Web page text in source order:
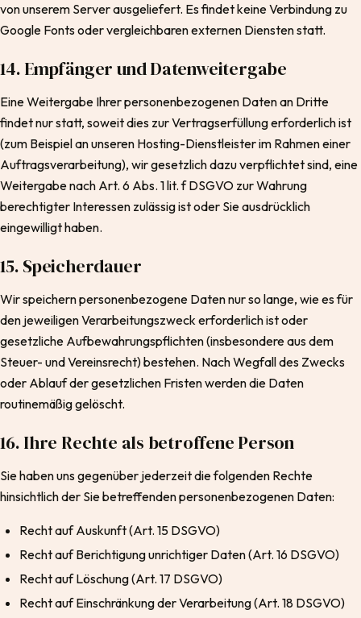
von unserem Server ausgeliefert. Es findet keine Verbindung zu
Google Fonts oder vergleichbaren externen Diensten statt.
14. Empfänger und Datenweitergabe
Eine Weitergabe Ihrer personenbezogenen Daten an Dritte
findet nur statt, soweit dies zur Vertragserfüllung erforderlich ist
(zum Beispiel an unseren Hosting-Dienstleister im Rahmen einer
Auftragsverarbeitung), wir gesetzlich dazu verpflichtet sind, eine
Weitergabe nach Art. 6 Abs. 1 lit. f DSGVO zur Wahrung
berechtigter Interessen zulässig ist oder Sie ausdrücklich
eingewilligt haben.
15. Speicherdauer
Wir speichern personenbezogene Daten nur so lange, wie es für
den jeweiligen Verarbeitungszweck erforderlich ist oder
gesetzliche Aufbewahrungspflichten (insbesondere aus dem
Steuer- und Vereinsrecht) bestehen. Nach Wegfall des Zwecks
oder Ablauf der gesetzlichen Fristen werden die Daten
routinemäßig gelöscht.
16. Ihre Rechte als betroffene Person
Sie haben uns gegenüber jederzeit die folgenden Rechte
hinsichtlich der Sie betreffenden personenbezogenen Daten:
Recht auf Auskunft (Art. 15 DSGVO)
Recht auf Berichtigung unrichtiger Daten (Art. 16 DSGVO)
Recht auf Löschung (Art. 17 DSGVO)
Recht auf Einschränkung der Verarbeitung (Art. 18 DSGVO)